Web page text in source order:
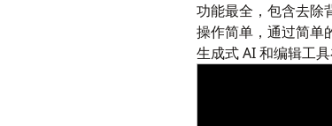
功能最全，包含去除
操作简单，通过简单
生成式 AI 和编辑工